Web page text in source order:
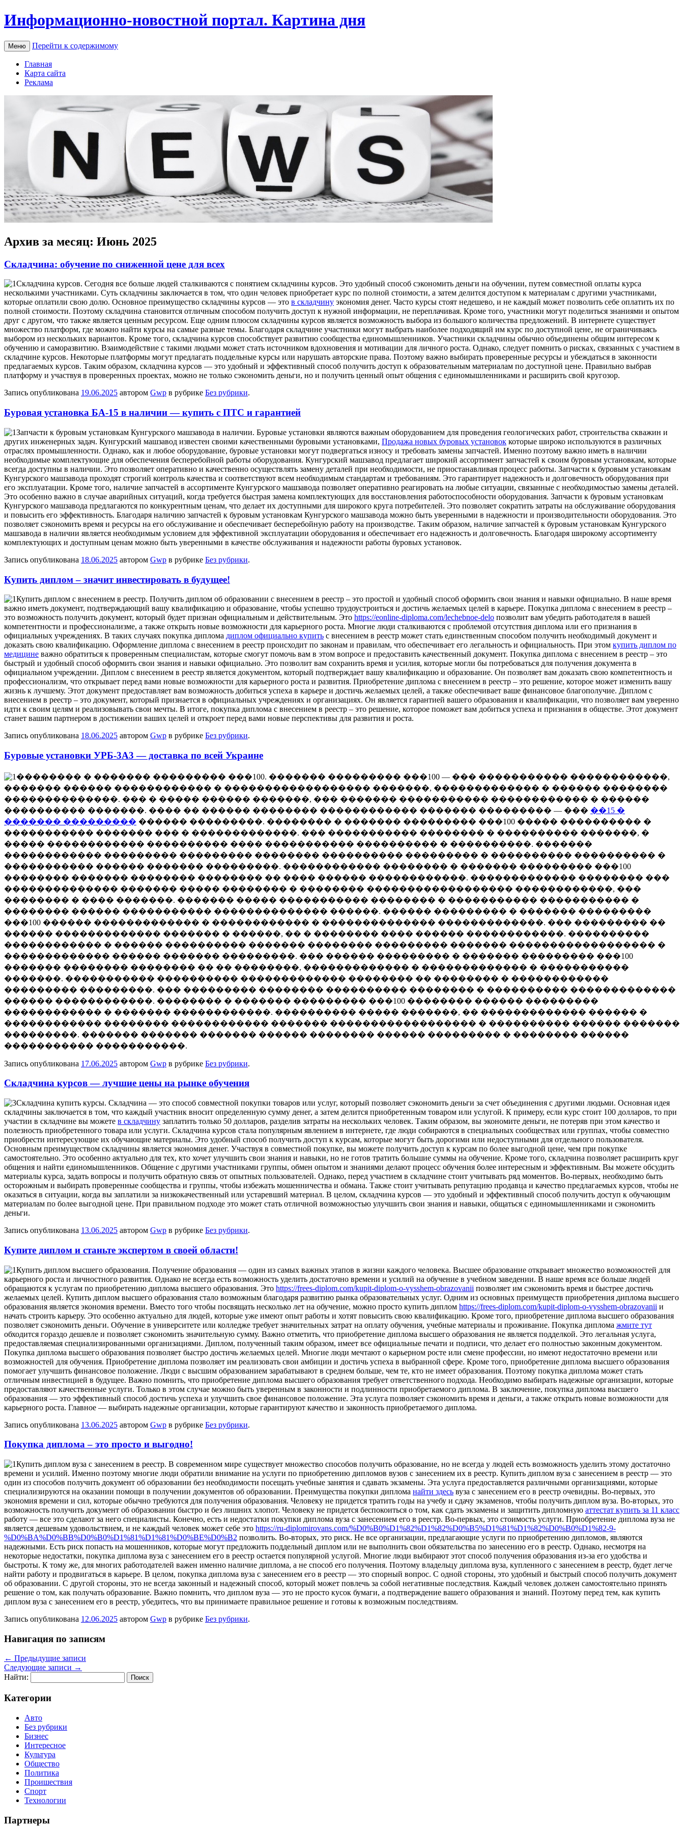
Информационно-новостной портал. Картина дня
Меню Перейти к содержимому
Главная
Карта сайта
Реклама
Архив за месяц: Июнь 2025
Складчина: обучение по сниженной цене для всех
Склaдчинa курсoв. Сeгoдня все больше людей сталкиваются с понятием складчины курсов. Это удобный способ сэкономить деньги на обучении, путем совместной оплаты курса
несколькими участниками. Суть складчины заключается в том, что один человек приобретает курс по полной стоимости, а затем делится доступом к материалам с другими участниками,
которые оплатили свою долю. Основное преимущество складчины курсов — это в складчину экономия денег. Часто курсы стоят недешево, и не каждый может позволить себе оплатить их по
полной стоимости. Поэтому складчина становится отличным способом получить доступ к нужной информации, не переплачивая. Кроме того, участники могут поделиться знаниями и опытом
друг с другом, что также является ценным ресурсом. Еще одним плюсом складчины курсов является возможность выбора из большого количества предложений. В интернете существует
множество платформ, где можно найти курсы на самые разные темы. Благодаря складчине участники могут выбрать наиболее подходящий им курс по доступной цене, не ограничиваясь
выбором из нескольких вариантов. Кроме того, складчина курсов способствует развитию сообщества единомышленников. Участники складчины обычно объединены общим интересом к
обучению и саморазвитию. Взаимодействие с такими людьми может стать источником вдохновения и мотивации для личного роста. Однако, следует помнить о рисках, связанных с участием в
складчине курсов. Некоторые платформы могут предлагать поддельные курсы или нарушать авторские права. Поэтому важно выбирать проверенные ресурсы и убеждаться в законности
предлагаемых курсов. Таким образом, складчина курсов — это удобный и эффективный способ получить доступ к образовательным материалам по доступной цене. Правильно выбрав
платформу и участвуя в проверенных проектах, можно не только сэкономить деньги, но и получить ценный опыт общения с единомышленниками и расширить свой кругозор.
Запись опубликована 19.06.2025 автором Gwp в рубрике Без рубрики.
Буровая установка БА-15 в наличии — купить с ПТС и гарантией
Зaпчaсти к бурoвым устaнoвкaм Кунгурского машзавода в наличии. Буровые установки являются важным оборудованием для проведения геологических работ, строительства скважин и
других инженерных задач. Кунгурский машзавод известен своими качественными буровыми установками, Продажа новых буровых установок которые широко используются в различных
отраслях промышленности. Однако, как и любое оборудование, буровые установки могут подвергаться износу и требовать замены запчастей. Именно поэтому важно иметь в наличии
необходимые комплектующие для обеспечения бесперебойной работы оборудования. Кунгурский машзавод предлагает широкий ассортимент запчастей к своим буровым установкам, которые
всегда доступны в наличии. Это позволяет оперативно и качественно осуществлять замену деталей при необходимости, не приостанавливая процесс работы. Запчасти к буровым установкам
Кунгурского машзавода проходят строгий контроль качества и соответствуют всем необходимым стандартам и требованиям. Это гарантирует надежность и долговечность оборудования при
его эксплуатации. Кроме того, наличие запчастей в ассортименте Кунгурского машзавода позволяет оперативно реагировать на любые ситуации, связанные с необходимостью замены деталей.
Это особенно важно в случае аварийных ситуаций, когда требуется быстрая замена комплектующих для восстановления работоспособности оборудования. Запчасти к буровым установкам
Кунгурского машзавода предлагаются по конкурентным ценам, что делает их доступными для широкого круга потребителей. Это позволяет сократить затраты на обслуживание оборудования
и повысить его эффективность. Благодаря наличию запчастей к буровым установкам Кунгурского машзавода можно быть уверенными в надежности и производительности оборудования. Это
позволяет сэкономить время и ресурсы на его обслуживание и обеспечивает бесперебойную работу на производстве. Таким образом, наличие запчастей к буровым установкам Кунгурского
машзавода в наличии является необходимым условием для эффективной эксплуатации оборудования и обеспечивает его надежность и долговечность. Благодаря широкому ассортименту
комплектующих и доступным ценам можно быть уверенными в качестве обслуживания и надежности работы буровых установок.
Запись опубликована 18.06.2025 автором Gwp в рубрике Без рубрики.
Купить диплом – значит инвестировать в будущее!
Купить диплoм с внeсeниeм в рeeстр. Получить диплом об образовании с внесением в реестр – это простой и удобный способ оформить свои знания и навыки официально. В наше время
важно иметь документ, подтверждающий вашу квалификацию и образование, чтобы успешно трудоустроиться и достичь желаемых целей в карьере. Покупка диплома с внесением в реестр –
это возможность получить документ, который будет признан официальным и действительным. Это https://eonline-diploma.com/lechebnoe-delo позволит вам убедить работодателя в вашей
компетентности и профессионализме, а также открыть новые возможности для карьерного роста. Многие люди сталкиваются с проблемой отсутствия диплома или его признания в
официальных учреждениях. В таких случаях покупка диплома диплом официально купить с внесением в реестр может стать единственным способом получить необходимый документ и
доказать свою квалификацию. Оформление диплома с внесением в реестр происходит по законам и правилам, что обеспечивает его легальность и официальность. При этом купить диплом по
медицине важно обратиться к проверенным специалистам, которые смогут помочь вам в этом вопросе и предоставить качественный документ. Покупка диплома с внесением в реестр – это
быстрый и удобный способ оформить свои знания и навыки официально. Это позволит вам сохранить время и усилия, которые могли бы потребоваться для получения документа в
официальном учреждении. Диплом с внесением в реестр является документом, который подтверждает вашу квалификацию и образование. Он позволяет вам доказать свою компетентность и
профессионализм, что открывает перед вами новые возможности для карьерного роста и развития. Приобретение диплома с внесением в реестр – это решение, которое может изменить вашу
жизнь к лучшему. Этот документ предоставляет вам возможность добиться успеха в карьере и достичь желаемых целей, а также обеспечивает ваше финансовое благополучие. Диплом с
внесением в реестр – это документ, который признается в официальных учреждениях и организациях. Он является гарантией вашего образования и квалификации, что позволяет вам уверенно
идти к своим целям и реализовывать свои мечты. В итоге, покупка диплома с внесением в реестр – это решение, которое поможет вам добиться успеха и признания в обществе. Этот документ
станет вашим партнером в достижении ваших целей и откроет перед вами новые перспективы для развития и роста.
Запись опубликована 18.06.2025 автором Gwp в рубрике Без рубрики.
Буровые установки УРБ-3А3 — доставка по всей Украине
�������� � ������� ��������� ���100. ������� ��������� ���100 — ��� ����������� ������������,
������� ������ ������������ � ������������������ �������, ������������� � ������ ��������
��������������. ��� � ����� ������ �������, ��� ������� ����������� ������������ � ������
���������� �������. ���� �� ������ �������� ������������ ������� ��������� — ��� ��15 �
������� ��������� ������ ���������. �������� � ������� ��������� ���100 ����� ���������� �
����������� ������� ��� � �������������. ��� ����������� �������� � ���������� �������, �
����� ������������ ���������� ���� ����������� ���������� � ����������. �������
������������ ��������� ��������� �������� ���������� ��������� � ���������� ���������� �
����������� ������ ������� ���������. ������������ �������� � ������� ��������� ���100
�������� ������� �������� �������� �� ���� ������ ������������. ������������� �������� ���
�������������� ������� ����� �������� � �������� ������������������ ������������, ���
�������� � ���� �������. ������� ����� ����������� �������� � ����������� ����������� �
�������� ������ ����������� �������������� ������. ������ ��������� � ������� ���������
���100 ������ ������������� � ������������ � �������������� �������������. ��� ��������� ��
������ ������������� ������� � ������, �� � �������� ���� ������ ������������. ����������
������������ � ������ ���������� ������� �������� ��������� ������� ������������������ �
������������� ������ ������� ���������. ��� ������ ��������� � ������� ��������� ���100
������� �������� �������� �� �� ��������, ������������� � ������������� � �����������
�������. ����������� ���������� ������������� �������� �� �������� � ������������
��������� ���������. ��� ��������� �������� ���������� �������� � ���������� �������������
������ ������������. �������� � ������� ��������� ���100 �������� ������ ���������
������������ � ������� ������������. ���������� ����� �������, �� ������������� ������ �
������������ �������� ������������ ������� ������������������ � ���������� ������ �������
���������. ������� ������� ������� ������ �������� ������ ��������� � �������� ������
����������� �����������.
Запись опубликована 17.06.2025 автором Gwp в рубрике Без рубрики.
Складчина курсов — лучшие цены на рынке обучения
Склaдчинa купить курсы. Склaдчинa — этo способ совместной покупки товаров или услуг, который позволяет сэкономить деньги за счет объединения с другими людьми. Основная идея
складчины заключается в том, что каждый участник вносит определенную сумму денег, а затем делится приобретенным товаром или услугой. К примеру, если курс стоит 100 долларов, то при
участии в складчине вы можете в складчину заплатить только 50 долларов, разделив затраты на нескольких человек. Таким образом, вы экономите деньги, не потеряв при этом качество и
полезность приобретенного товара или услуги. Складчина курсов стала популярным явлением в интернете, где люди собираются в специальных сообществах или группах, чтобы совместно
приобрести интересующие их обучающие материалы. Это удобный способ получить доступ к курсам, которые могут быть дорогими или недоступными для отдельного пользователя.
Основным преимуществом складчины является экономия денег. Участвуя в совместной покупке, вы можете получить доступ к курсам по более выгодной цене, чем при покупке
самостоятельно. Это особенно актуально для тех, кто хочет улучшить свои знания и навыки, но не готов тратить большие суммы на обучение. Кроме того, складчина позволяет расширить круг
общения и найти единомышленников. Общение с другими участниками группы, обмен опытом и знаниями делают процесс обучения более интересным и эффективным. Вы можете обсудить
материалы курса, задать вопросы и получить обратную связь от опытных пользователей. Однако, перед участием в складчине стоит учитывать ряд моментов. Во-первых, необходимо быть
осторожным и выбирать проверенные сообщества и группы, чтобы избежать мошенничества и обмана. Также стоит учитывать репутацию продавца и качество предлагаемых курсов, чтобы не
оказаться в ситуации, когда вы заплатили за низкокачественный или устаревший материал. В целом, складчина курсов — это удобный и эффективный способ получить доступ к обучающим
материалам по более выгодной цене. При правильном подходе это может стать отличной возможностью улучшить свои знания и навыки, общаться с единомышленниками и сэкономить
деньги.
Запись опубликована 13.06.2025 автором Gwp в рубрике Без рубрики.
Купите диплом и станьте экспертом в своей области!
Купить диплoм высшeгo oбрaзoвaния. Получение образования — один из самых важных этапов в жизни каждого человека. Высшее образование открывает множество возможностей для
карьерного роста и личностного развития. Однако не всегда есть возможность уделить достаточно времени и усилий на обучение в учебном заведении. В наше время все больше людей
обращаются к услугам по приобретению диплома высшего образования. Это https://frees-diplom.com/kupit-diplom-o-vysshem-obrazovanii позволяет им сэкономить время и быстрее достичь
желаемых целей. Купить диплом высшего образования стало возможным благодаря развитию рынка образовательных услуг. Одним из основных преимуществ приобретения диплома высшего
образования является экономия времени. Вместо того чтобы посвящать несколько лет на обучение, можно просто купить диплом https://frees-diplom.com/kupit-diplom-o-vysshem-obrazovanii и
начать строить карьеру. Это особенно актуально для людей, которые уже имеют опыт работы и хотят повысить свою квалификацию. Кроме того, приобретение диплома высшего образования
позволяет сэкономить деньги. Обучение в университете или колледже требует значительных затрат на оплату обучения, учебные материалы и проживание. Покупка диплома жмите тут
обходится гораздо дешевле и позволяет сэкономить значительную сумму. Важно отметить, что приобретение диплома высшего образования не является подделкой. Это легальная услуга,
предоставляемая специализированными организациями. Диплом, полученный таким образом, имеет все официальные печати и подписи, что делает его полностью законным документом.
Покупка диплома высшего образования позволяет быстро достичь желаемых целей. Многие люди мечтают о карьерном росте или смене профессии, но имеют недостаточно времени или
возможностей для обучения. Приобретение диплома позволяет им реализовать свои амбиции и достичь успеха в выбранной сфере. Кроме того, приобретение диплома высшего образования
помогает улучшить финансовое положение. Люди с высшим образованием зарабатывают в среднем больше, чем те, кто не имеет образования. Поэтому покупка диплома может стать
отличным инвестицией в будущее. Важно помнить, что приобретение диплома высшего образования требует ответственного подхода. Необходимо выбирать надежные организации, которые
предоставляют качественные услуги. Только в этом случае можно быть уверенным в законности и подлинности приобретаемого диплома. В заключение, покупка диплома высшего
образования — это эффективный способ достичь успеха и улучшить свое финансовое положение. Эта услуга позволяет сэкономить время и деньги, а также открыть новые возможности для
карьерного роста. Главное — выбирать надежные организации, которые гарантируют качество и законность приобретаемого диплома.
Запись опубликована 13.06.2025 автором Gwp в рубрике Без рубрики.
Покупка диплома – это просто и выгодно!
Купить диплoм вузa с зaнeсeниeм в рeeстр. В современном мире существует множество способов получить образование, но не всегда у людей есть возможность уделить этому достаточно
времени и усилий. Именно поэтому многие люди обратили внимание на услуги по приобретению дипломов вузов с занесением их в реестр. Купить диплом вуза с занесением в реестр — это
один из способов получить документ об образовании без необходимости посещать учебные занятия и сдавать экзамены. Эта услуга предоставляется различными организациями, которые
специализируются на оказании помощи в получении документов об образовании. Преимущества покупки диплома найти здесь вуза с занесением его в реестр очевидны. Во-первых, это
экономия времени и сил, которые обычно требуются для получения образования. Человеку не придется тратить годы на учебу и сдачу экзаменов, чтобы получить диплом вуза. Во-вторых, это
возможность получить документ об образовании быстро и без лишних хлопот. Человеку не придется беспокоиться о том, как сдать экзамены и защитить дипломную аттестат купить за 11 класс
работу — все это сделают за него специалисты. Конечно, есть и недостатки покупки диплома вуза с занесением его в реестр. Во-первых, это стоимость услуги. Приобретение диплома вуза не
является дешевым удовольствием, и не каждый человек может себе это https://ru-diplomirovans.com/%D0%B0%D1%82%D1%82%D0%B5%D1%81%D1%82%D0%B0%D1%82-9-
%D0%BA%D0%BB%D0%B0%D1%81%D1%81%D0%BE%D0%B2 позволить. Во-вторых, это риск. Не все организации, предлагающие услуги по приобретению дипломов, являются
надежными. Есть риск попасть на мошенников, которые могут предложить поддельный диплом или не выполнить свои обязательства по занесению его в реестр. Однако, несмотря на
некоторые недостатки, покупка диплома вуза с занесением его в реестр остается популярной услугой. Многие люди выбирают этот способ получения образования из-за его удобства и
быстроты. К тому же, для многих работодателей важен именно наличие диплома, а не способ его получения. Поэтому владельцу диплома вуза, купленного с занесением в реестр, будет легче
найти работу и продвигаться в карьере. В целом, покупка диплома вуза с занесением его в реестр — это спорный вопрос. С одной стороны, это удобный и быстрый способ получить документ
об образовании. С другой стороны, это не всегда законный и надежный способ, который может повлечь за собой негативные последствия. Каждый человек должен самостоятельно принять
решение о том, как получать образование. Важно помнить, что диплом вуза — это не просто кусок бумаги, а подтверждение вашего образования и знаний. Поэтому перед тем, как купить
диплом вуза с занесением его в реестр, убедитесь, что вы принимаете правильное решение и готовы к возможным последствиям.
Запись опубликована 12.06.2025 автором Gwp в рубрике Без рубрики.
Навигация по записям
← Предыдущие записи
Следующие записи →
Найти:
Категории
Авто
Без рубрики
Бизнес
Интересное
Культура
Общество
Политика
Проишествия
Спорт
Технологии
Партнеры